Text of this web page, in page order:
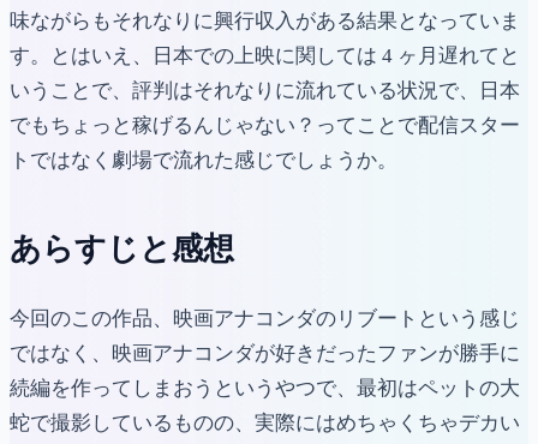
味ながらもそれなりに興行収入がある結果となっていま
す。とはいえ、日本での上映に関しては 4 ヶ月遅れてと
いうことで、評判はそれなりに流れている状況で、日本
でもちょっと稼げるんじゃない？ってことで配信スター
トではなく劇場で流れた感じでしょうか。
あらすじと感想
今回のこの作品、映画アナコンダのリブートという感じ
ではなく、映画アナコンダが好きだったファンが勝手に
続編を作ってしまおうというやつで、最初はペットの大
蛇で撮影しているものの、実際にはめちゃくちゃデカい